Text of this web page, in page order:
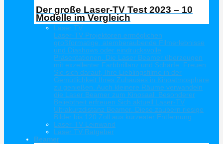
Der große Laser-TV Test 2023 – 10
Modelle im Vergleich
Laser TV
Laser-TV Projektoren ermöglichen
großformatige, atemberaubende Filmerlebnisse
und Diashows oder eindrucksvolle
Präsentationen. Die Laser Beamer überzeugen
mit exzellenter Farbbrillanz und Schärfe. Freuen
Sie sich darauf, Ihre Lieblingsfilme in der
Gemütlichkeit Ihres Zuhauses in Kinoatmosphäre
zu genießen. Auch kleinere Räume verwandeln
die Laser Beamer zum Kinosaal. Besonderer
Beliebtheit erfreuen Sich aktuell Laser-TV
Ultrakurzdistanz Beamer. Diese zaubern riesige
Bilder bis 120 Zoll aus kürzester Entfernung.
Laser-TV Leinwand
Laser TV Ratgeber
Beamer